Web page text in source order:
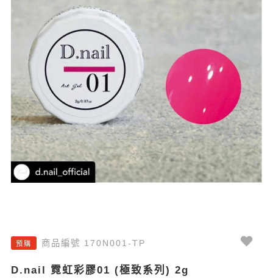
預購 商品編號 170N001-TP
D.nail 霓虹彩膠01 (極致系列) 2g